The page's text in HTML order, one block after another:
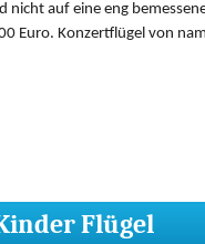
auf eine eng
Euro. Konzertflügel von
Flügel